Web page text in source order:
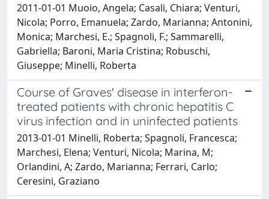
2011-01-01 Muoio, Angela; Casali, Chiara; Venturi,
Nicola; Porro, Emanuela; Zardo, Marianna; Antonini,
Monica; Marchesi, E.; Spagnoli, F.; Sammarelli,
Gabriella; Baroni, Maria Cristina; Robuschi,
Giuseppe; Minelli, Roberta
Course of Graves' disease in interferon-
treated patients with chronic hepatitis C
virus infection and in uninfected patients
2013-01-01 Minelli, Roberta; Spagnoli, Francesca;
Marchesi, Elena; Venturi, Nicola; Marina, M;
Orlandini, A; Zardo, Marianna; Ferrari, Carlo;
Ceresini, Graziano